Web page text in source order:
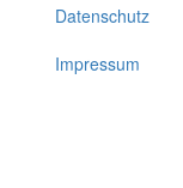
Datenschutz
Impressum